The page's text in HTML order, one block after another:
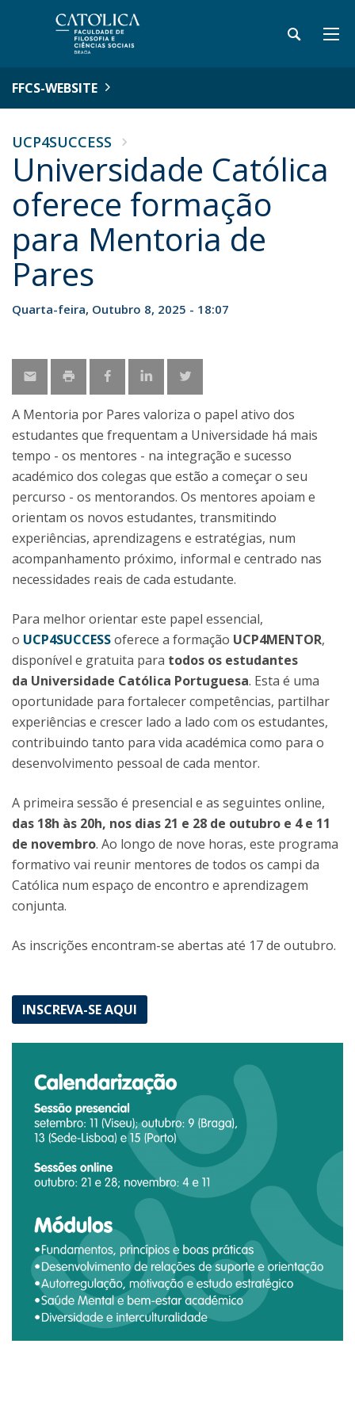
FFCS-WEBSITE
UCP4SUCCESS
Universidade Católica
oferece formação
para Mentoria de
Pares
Quarta-feira, Outubro 8, 2025 - 18:07
A Mentoria por Pares valoriza o papel ativo dos
estudantes que frequentam a Universidade há mais
tempo - os mentores - na integração e sucesso
académico dos colegas que estão a começar o seu
percurso - os mentorandos. Os mentores apoiam e
orientam os novos estudantes, transmitindo
experiências, aprendizagens e estratégias, num
acompanhamento próximo, informal e centrado nas
necessidades reais de cada estudante.
Para melhor orientar este papel essencial,
o UCP4SUCCESSoferece a formação UCP4MENTOR,
disponível e gratuita para todos os estudantes
da Universidade Católica Portuguesa. Esta é uma
oportunidade para fortalecer competências, partilhar
experiências e crescer lado a lado com os estudantes,
contribuindo tanto para vida académica como para o
desenvolvimento pessoal de cada mentor.
A primeira sessão é presencial e as seguintes online,
das 18h às 20h, nos dias 21 e 28 de outubro e 4 e 11
de novembro. Ao longo de nove horas, este programa
formativo vai reunir mentores de todos os campi da
Católica num espaço de encontro e aprendizagem
conjunta.
As inscrições encontram-se abertas até 17 de outubro.
INSCREVA-SE AQUI